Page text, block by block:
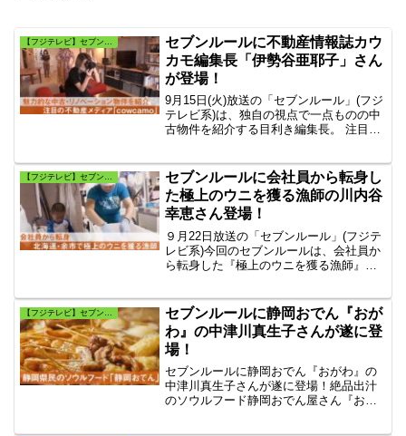
【フジテレビ】セブンルール
セブンルールに不動産情報誌カウ
カモ編集長「伊勢谷亜耶子」さん
が登場！
9月15日(火)放送の「セブンルール」(フジ
テレビ系)は、独自の視点で一点ものの中
古物件を紹介する目利き編集長。 注目の
ールとは？7つの「ルール」で描き出す新
感覚ドキュメント
【フジテレビ】セブンルール
セブンルールに会社員から転身し
た極上のウニを獲る漁師の川内谷
幸恵さん登場！
９月22日放送の「セブンルール」(フジテ
レビ系)今回のセブンルールは、会社員か
ら転身した『極上のウニを獲る漁師』川
る絶品のウニ！川内谷 幸恵が自分に課し
た7つのルールとは?
セブンルールに静岡おでん『おが
わ』の中津川真生子さんが遂に登
場！
セブンルールに静岡おでん『おがわ』の
中津川真生子さんが遂に登場！絶品出汁
のソウルフード静岡おでん屋さん『おが